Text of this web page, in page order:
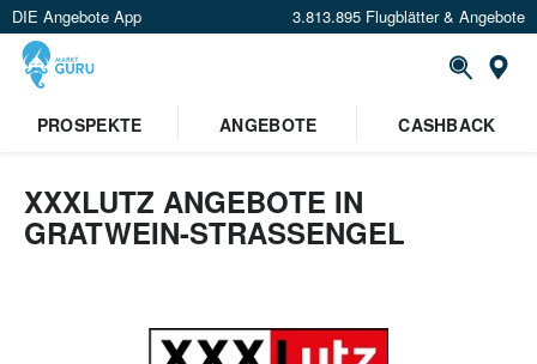
DIE Angebote App 3.813.895 Flugblätter & Angebote
PROSPEKTE
ANGEBOTE CASHBACK
XXXLUTZ ANGEBOTE IN
GRATWEIN-STRASSENGEL